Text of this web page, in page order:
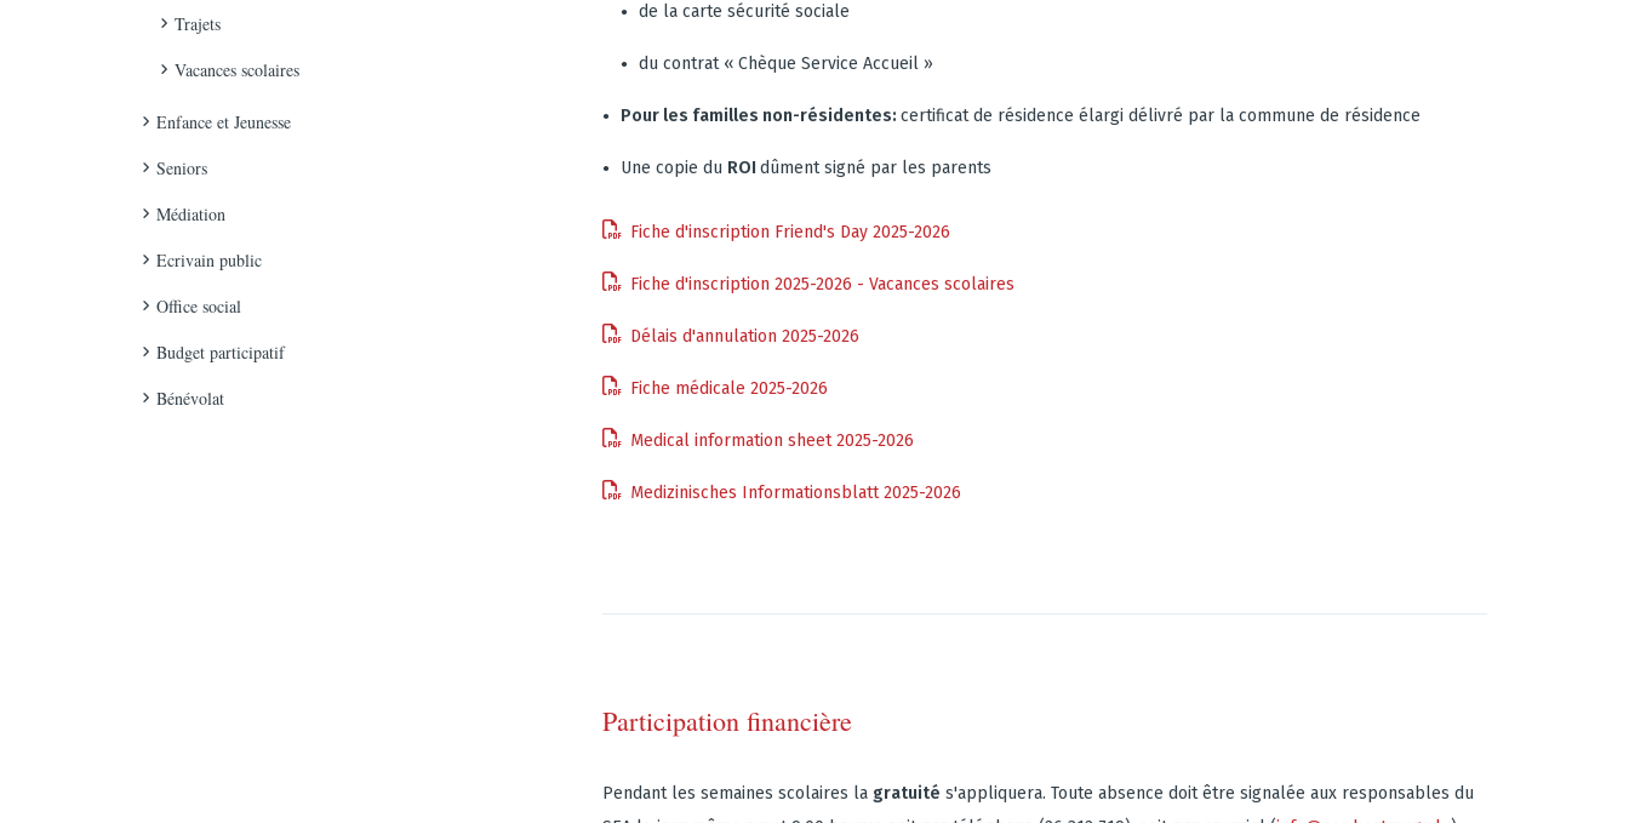
Trajets
Vacances scolaires
Enfance et Jeunesse
Seniors
Médiation
Ecrivain public
Office social
Budget participatif
Bénévolat
de la carte sécurité sociale
du contrat « Chèque Service Accueil »
Pour les familles non-résidentes: certificat de résidence élargi délivré par la commune de résidence
Une copie du ROI dûment signé par les parents
Fiche d'inscription Friend's Day 2025-2026
Fiche d'inscription 2025-2026 - Vacances scolaires
Délais d'annulation 2025-2026
Fiche médicale 2025-2026
Medical information sheet 2025-2026
Medizinisches Informationsblatt 2025-2026
Participation financière
Pendant les semaines scolaires la gratuité s'appliquera. Toute absence doit être signalée aux responsables du